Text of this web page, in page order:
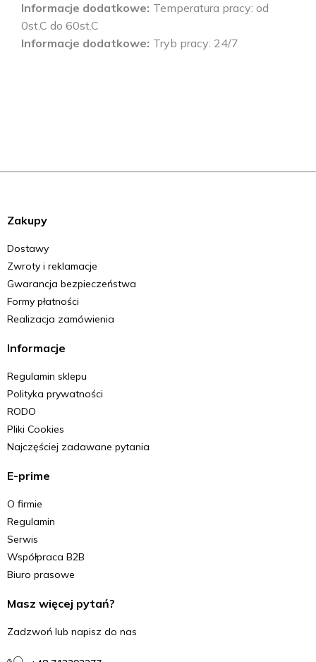
Informacje dodatkowe Temperatura pracy: od
0st.C do 60st.C
Informacje dodatkowe Tryb pracy: 24/7
Zakupy
Dostawy
Zwroty i reklamacje
Gwarancja bezpieczeństwa
Formy płatności
Realizacja zamówienia
Informacje
Regulamin sklepu
Polityka prywatności
RODO
Pliki Cookies
Najczęściej zadawane pytania
E-prime
O firmie
Regulamin
Serwis
Współpraca B2B
Biuro prasowe
Masz więcej pytań?
Zadzwoń lub napisz do nas